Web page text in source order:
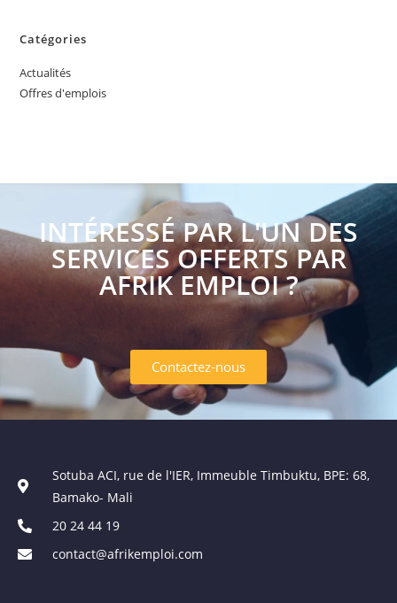
Catégories
Actualités
Offres d'emplois
INTÉRESSÉ PAR L'UN DES
SERVICES OFFERTS PAR
AFRIK EMPLOI ?
Contactez-nous
Sotuba ACI, rue de l'IER, Immeuble Timbuktu, BPE: 68,
Bamako- Mali
20 24 44 19
contact@afrikemploi.com